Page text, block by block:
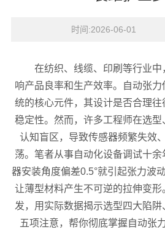
时间:2026-06-01
在纺织、线缆、印刷等行业
响产品良率和生产效率。自动张
统的核心元件，其设计是否合理
稳定性。然而，许多工程师在选
认知盲区，导致传感器频繁失效
荡。笔者从事自动化设备调试十
器安装角度偏差0.5°就引起张力
让薄型材料产生不可逆的拉伸变
发，用实际数据揭示选型四大陷
五项注意，帮你彻底掌握自动张